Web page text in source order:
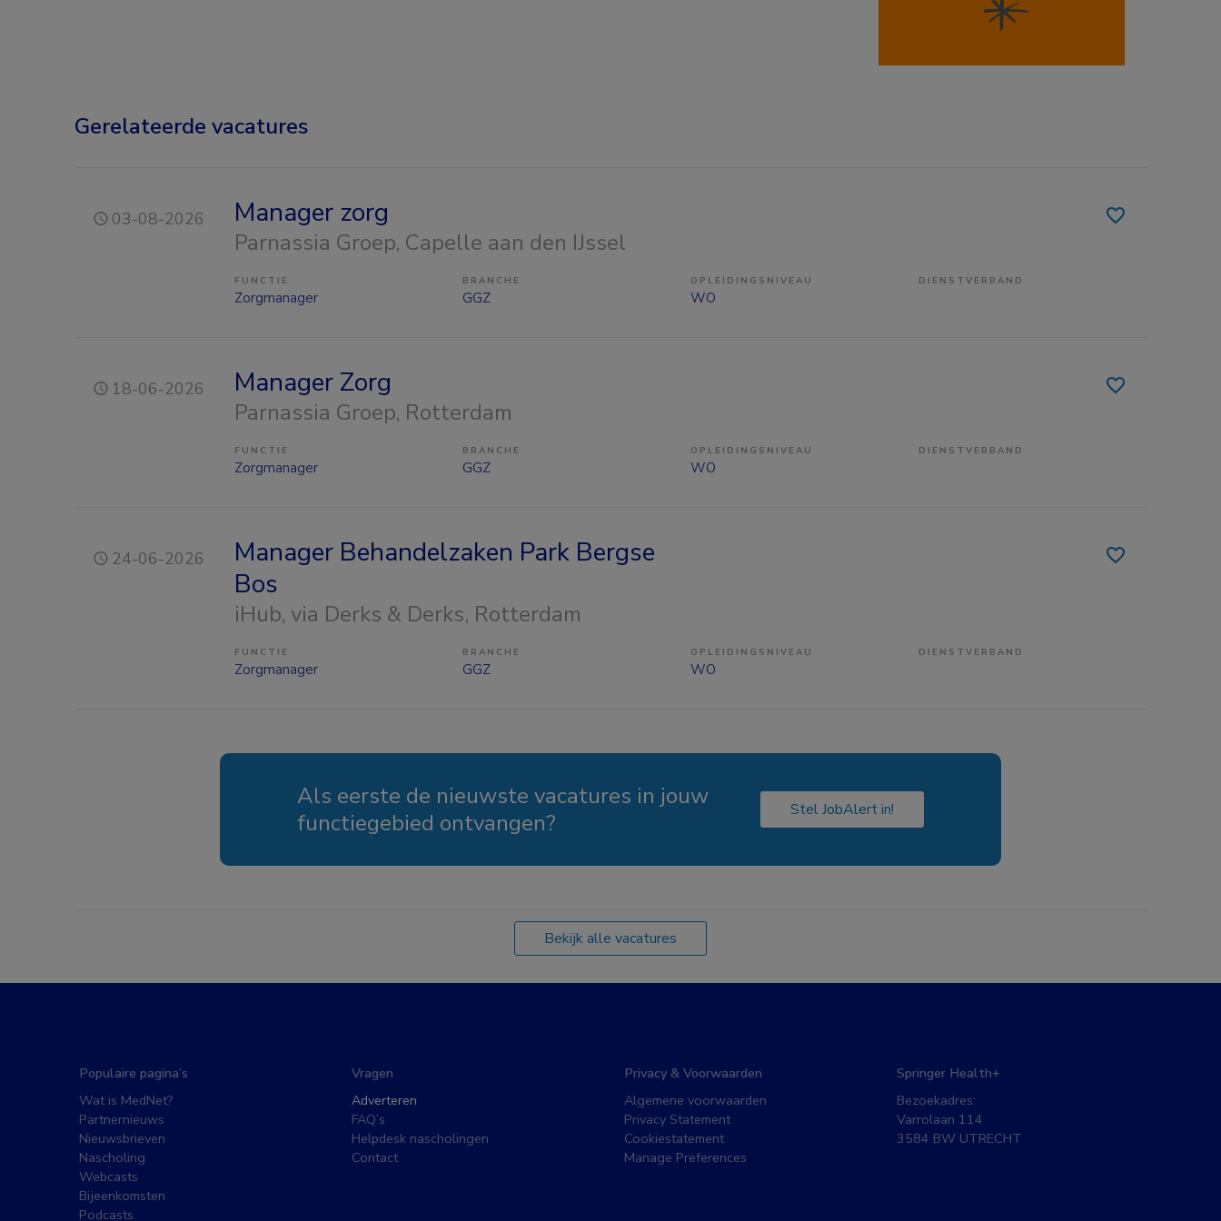
Gerelateerde vacatures
03-08-2026 Manager zorg
Parnassia Groep, Capelle aan den IJssel
FUNCTIE
Zorgmanager
BRANCHE
GGZ
OPLEIDINGSNIVEAU
WO
DIENSTVERBAND
18-06-2026 Manager Zorg
Parnassia Groep, Rotterdam
FUNCTIE
Zorgmanager
BRANCHE
GGZ
OPLEIDINGSNIVEAU
WO
DIENSTVERBAND
24-06-2026
Manager Behandelzaken Park Bergse
Bos
iHub, via Derks & Derks, Rotterdam
FUNCTIE
Zorgmanager
BRANCHE
GGZ
OPLEIDINGSNIVEAU
WO
DIENSTVERBAND
Als eerste de nieuwste vacatures in jouw
functiegebied ontvangen?
Stel JobAlert in!
Bekijk alle vacatures
Populaire pagina’s
Wat is MedNet?
Partnernieuws
Nieuwsbrieven
Nascholing
Webcasts
Bijeenkomsten
Podcasts
Vragen
Adverteren
FAQ’s
Helpdesk nascholingen
Contact
Privacy & Voorwaarden
Algemene voorwaarden
Privacy Statement
Cookiestatement
Manage Preferences
Springer Health+
Bezoekadres:
Varrolaan 114
3584 BW UTRECHT